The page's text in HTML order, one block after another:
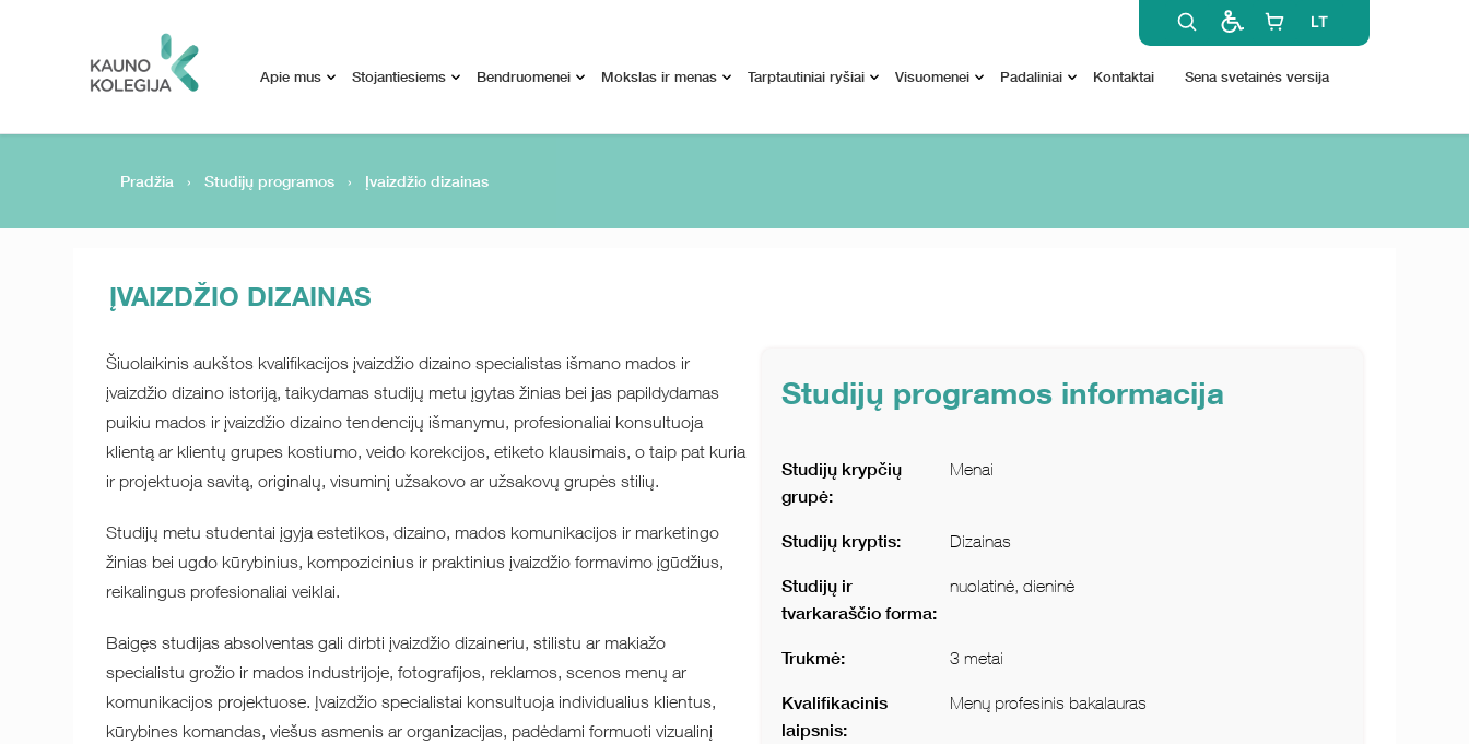
Apie mus Stojantiesiems Bendruomenei Mokslas ir menas Tarptautiniai ryšiai Visuomenei Padaliniai Kontaktai Sena svetainės versija
LT
Pradžia › Studijų programos › Įvaizdžio dizainas
ĮVAIZDŽIO DIZAINAS
Šiuolaikinis aukštos kvalifikacijos įvaizdžio dizaino specialistas išmano mados ir
įvaizdžio dizaino istoriją, taikydamas studijų metu įgytas žinias bei jas papildydamas
puikiu mados ir įvaizdžio dizaino tendencijų išmanymu, profesionaliai konsultuoja
klientą ar klientų grupes kostiumo, veido korekcijos, etiketo klausimais, o taip pat kuria
ir projektuoja savitą, originalų, visuminį užsakovo ar užsakovų grupės stilių.
Studijų metu studentai įgyja estetikos, dizaino, mados komunikacijos ir marketingo
žinias bei ugdo kūrybinius, kompozicinius ir praktinius įvaizdžio formavimo įgūdžius,
reikalingus profesionaliai veiklai.
Baigęs studijas absolventas gali dirbti įvaizdžio dizaineriu, stilistu ar makiažo
specialistu grožio ir mados industrijoje, fotografijos, reklamos, scenos menų ar
komunikacijos projektuose. Įvaizdžio specialistai konsultuoja individualius klientus,
kūrybines komandas, viešus asmenis ar organizacijas, padėdami formuoti vizualinį
Studijų programos informacija
Studijų krypčių
grupė:
Menai
Studijų kryptis: Dizainas
Studijų ir
tvarkaraščio forma:
nuolatinė, dieninė
Trukmė: 3 metai
Kvalifikacinis
laipsnis:
Menų profesinis bakalauras